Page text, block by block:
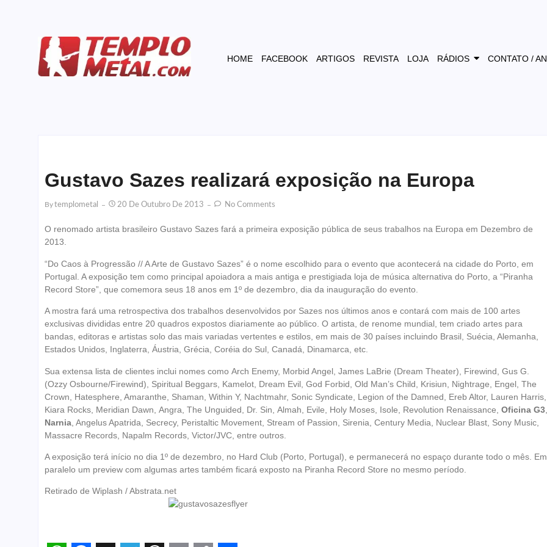
HOME FACEBOOK ARTIGOS REVISTA LOJA RÁDIOS CONTATO /
Gustavo Sazes realizará exposição na Europa
ByTemplometal 20 De Outubro De 2013 No Comments
O renomado artista brasileiro Gustavo Sazes fará a primeira exposição pública de seus trabalhos na Europa em Dezembro de
2013.
“Do Caos à Progressão // A Arte de Gustavo Sazes” é o nome escolhido para o evento que acontecerá na cidade do Porto, em
Portugal. A exposição tem como principal apoiadora a mais antiga e prestigiada loja de música alternativa do Porto, a “Piranha
Record Store”, que comemora seus 18 anos em 1º de dezembro, dia da inauguração do evento.
A mostra fará uma retrospectiva dos trabalhos desenvolvidos por Sazes nos últimos anos e contará com mais de 100 artes
exclusivas divididas entre 20 quadros expostos diariamente ao público. O artista, de renome mundial, tem criado artes para
bandas, editoras e artistas solo das mais variadas vertentes e estilos, em mais de 30 países incluindo Brasil, Suécia, Alemanha,
Estados Unidos, Inglaterra, Áustria, Grécia, Coréia do Sul, Canadá, Dinamarca, etc.
Sua extensa lista de clientes inclui nomes como Arch Enemy, Morbid Angel, James LaBrie (Dream Theater), Firewind, Gus G.
(Ozzy Osbourne/Firewind), Spiritual Beggars, Kamelot, Dream Evil, God Forbid, Old Man’s Child, Krisiun, Nightrage, Engel, The
Crown, Hatesphere, Amaranthe, Shaman, Within Y, Nachtmahr, Sonic Syndicate, Legion of the Damned, Ereb Altor, Lauren Harris,
Kiara Rocks, Meridian Dawn, Angra, The Unguided, Dr. Sin, Almah, Evile, Holy Moses, Isole, Revolution Renaissance, Oficina G3
Narnia , Angelus Apatrida, Secrecy, Peristaltic Movement, Stream of Passion, Sirenia, Century Media, Nuclear Blast, Sony Music,
Massacre Records, Napalm Records, Victor/JVC, entre outros.
A exposição terá início no dia 1º de dezembro, no Hard Club (Porto, Portugal), e permanecerá no espaço durante todo o mês. Em
paralelo um preview com algumas artes também ficará exposto na Piranha Record Store no mesmo período.
Retirado de Wiplash / Abstrata.net